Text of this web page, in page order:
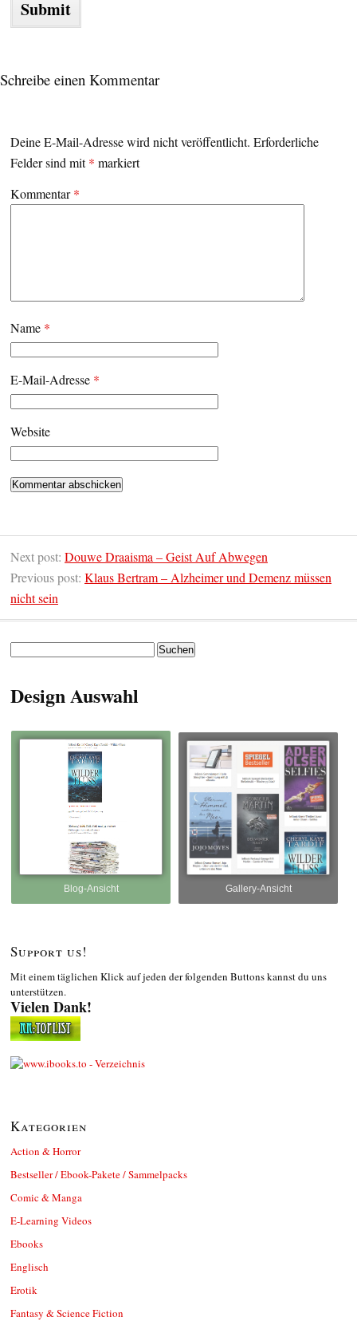
Schreibe einen Kommentar
Deine E-Mail-Adresse wird nicht veröffentlicht. Erforderliche
Felder sind mit* markiert
Kommentar*
Name *
E-Mail-Adresse *
Website
Next post: Douwe Draaisma – Geist Auf Abwegen
Previous post: Klaus Bertram – Alzheimer und Demenz müssen
nicht sein
Design Auswahl
Blog-Ansicht Gallery-Ansicht
Support us!
Mit einem täglichen Klick auf jeden der folgenden Buttons kannst du uns
unterstützen.
Vielen Dank!
Kategorien
Action & Horror
Bestseller / Ebook-Pakete / Sammelpacks
Comic & Manga
E-Learning Videos
Ebooks
Englisch
Erotik
Fantasy & Science Fiction